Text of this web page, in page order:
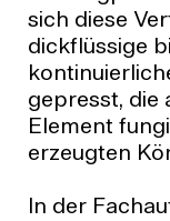
sich diese
dickflüssige
gepresst, die
Element
erzeugten
In der